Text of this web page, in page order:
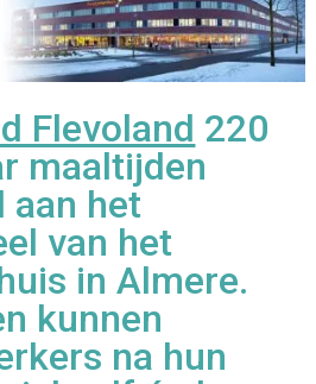
Flevoland 220
maaltijden
aan het
van het
in Almere.
kunnen
na hun